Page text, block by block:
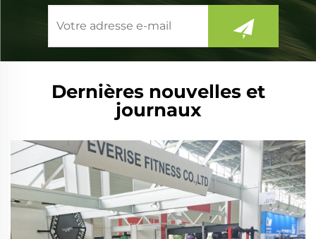
Dernières nouvelles et
journaux